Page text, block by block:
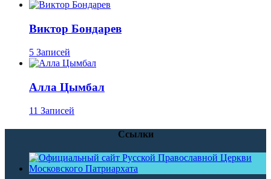
Виктор Бондарев
5 Записей
Алла Цымбал
11 Записей
Ссылки